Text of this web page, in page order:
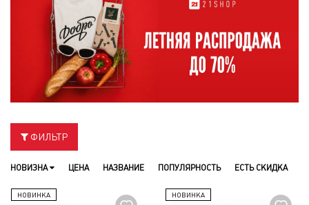
ФИЛЬТР
НОВИЗНА ЦЕНА НАЗВАНИЕ ПОПУЛЯРНОСТЬ ЕСТЬ СКИДКА
НОВИНКА НОВИНКА